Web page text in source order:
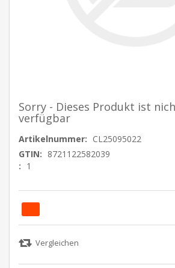
Sorry - Dieses Produkt ist
verfügbar
Artikelnummer: CL25095022
GTIN: 8721122582039
: 1